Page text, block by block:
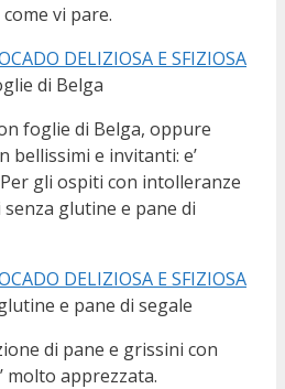
vi pare.
di Belga
foglie di Belga, oppure
bellissimi e invitanti: e’
gli ospiti con intolleranze
glutine e pane di
e pane di segale
di pane e grissini con
molto apprezzata.